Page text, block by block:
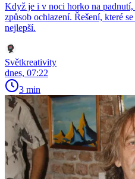
Když je i v noci horko na
způsob ochlazení. Řešení, které
nejlepší.
Světkreativity
dnes, 07:22
3 min